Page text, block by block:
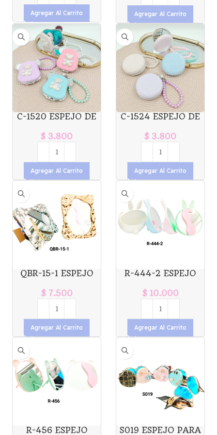
Agregar Al Carrito Agregar Al Carrito
C-1520 ESPEJO DE
X1U.
$ 3.800
Agregar Al Carrito
C-1524 ESPEJO DE
X1U.
$ 3.800
Agregar Al Carrito
QBR-15-1 ESPEJO
$7.500
Agregar Al Carrito
R-444-2 ESPEJO
CONEJITO X1U.
$10.000
Agregar Al Carrito
R-456 ESPEJO
S019 ESPEJO PARA